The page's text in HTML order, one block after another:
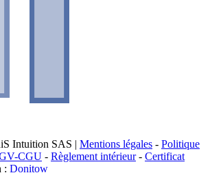
Intuition SAS | Mentions légales - Politique
CGU - Règlement intérieur- Certificat
: Donitow